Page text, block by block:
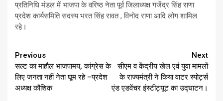
प्रतिनिधि मंडल में भाजपा के वरिष्ठ नेता पूर्व जिलाध्यक्ष गजेंद्र सिंह राणा
प्रदेश कार्यसमिति सदस्य भरत सिंह रावत , विनोद राणा आदि लोग शामिल
रहे।
Continue
Reading
Previous
सल्ट का माहौल भाजपामय, कांग्रेस के
लिए जनता नहीं नेता घूम रहे –प्रदेश
अध्यक्ष कौशिक
Next
सीएम व केंद्रीय खेल एवं युवा मामलों
के राज्यमंत्री ने किया वाटर स्पोर्ट्स
एंड एडवेंचर इंस्टीट्यूट का उद्घाटन।